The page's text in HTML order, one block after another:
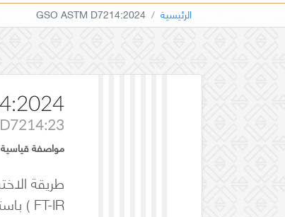
الرئيسية GSO ASTM D7214:2024
مواصفة
طريقة
FT-IR ) باستخدام حساب زيادة منطقة الذروة